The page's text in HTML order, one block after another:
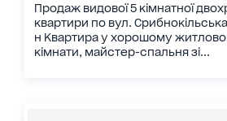
Продаж видової 5 кімнатної
квартири по вул.
н Квартира у хорошому
кімнати, майстер-спальня зі...